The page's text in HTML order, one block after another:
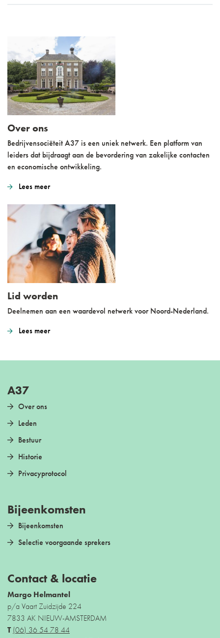
Over ons
Bedrijvensociëteit A37 is een uniek netwerk. Een platform van
leiders dat bijdraagt aan de bevordering van zakelijke contacten
en economische ontwikkeling.
Lees meer
Lid worden
Deelnemen aan een waardevol netwerk voor Noord-Nederland.
Lees meer
A37
Over ons
Leden
Bestuur
Historie
Privacyprotocol
Bijeenkomsten
Bijeenkomsten
Selectie voorgaande sprekers
Contact & locatie
Margo Helmantel
p/a Vaart Zuidzijde 224
7833 AK NIEUW-AMSTERDAM
T (06) 36 54 78 44